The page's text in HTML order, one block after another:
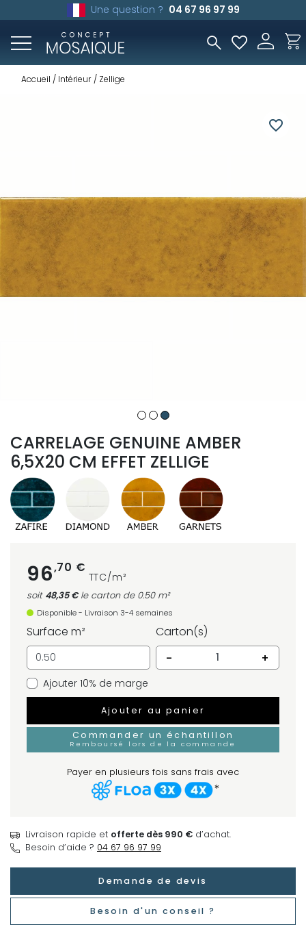
Une question ? 04 67 96 97 99
Accueil Intérieur Zellige
favorite_border
CARRELAGE GENUINE AMBER
6,5X20 CM EFFET ZELLIGE
96,70 €
TTC/m²
soit 48,35 €le carton de 0.50 m²
Disponible - Livraison 3-4 semaines
Surface m²
Carton(s)
-
+
Ajouter 10% de marge
Ajouter au panier
Commander un échantillon
Remboursé lors de la commande
Payer en plusieurs fois sans frais avec
*
Livraison rapide et offerte dès 990 € d’achat.
Besoin d’aide ? 04 67 96 97 99
Demande de devis
Besoin d'un conseil ?